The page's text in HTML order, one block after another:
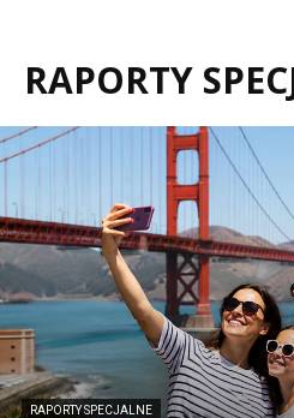
RAPORTY
RAPORTY SPECJALNE